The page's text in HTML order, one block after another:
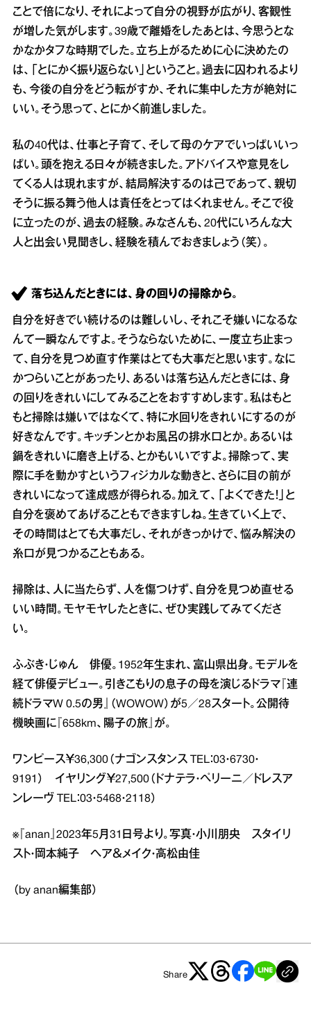
ことで倍になり、それによって自分の視野が広がり、客観性
が増した気がします。39歳で離婚をしたあとは、今思うとな
かなかタフな時期でした。立ち上がるために心に決めたの
は、「とにかく振り返らない」ということ。過去に囚われるより
も、今後の自分をどう転がすか、それに集中した方が絶対に
いい。そう思って、とにかく前進しました。
私の40代は、仕事と子育て、そして母のケアでいっぱいいっ
ぱい。頭を抱える日々が続きました。アドバイスや意見をし
てくる人は現れますが、結局解決するのは己であって、親切
そうに振る舞う他人は責任をとってはくれません。そこで役
に立ったのが、過去の経験。みなさんも、20代にいろんな大
人と出会い見聞きし、経験を積んでおきましょう（笑）。
落ち込んだときには、身の回りの掃除から。
自分を好きでい続けるのは難しいし、それこそ嫌いになるな
んて一瞬なんですよ。そうならないために、一度立ち止まっ
て、自分を見つめ直す作業はとても大事だと思います。なに
かつらいことがあったり、あるいは落ち込んだときには、身
の回りをきれいにしてみることをおすすめします。私はもと
もと掃除は嫌いではなくて、特に水回りをきれいにするのが
好きなんです。キッチンとかお風呂の排水口とか。あるいは
鍋をきれいに磨き上げる、とかもいいですよ。掃除って、実
際に手を動かすというフィジカルな動きと、さらに目の前が
きれいになって達成感が得られる。加えて、「よくできた！」と
自分を褒めてあげることもできますしね。生きていく上で、
その時間はとても大事だし、それがきっかけで、悩み解決の
糸口が見つかることもある。
掃除は、人に当たらず、人を傷つけず、自分を見つめ直せる
いい時間。モヤモヤしたときに、ぜひ実践してみてくださ
い。
ふぶき・じゅん 俳優。1952年生まれ、富山県出身。モデルを
経て俳優デビュー。引きこもりの息子の母を演じるドラマ『連
続ドラマW 0.5の男』（WOWOW）が5／28スタート。公開待
機映画に『658km、陽子の旅』が。
ワンピース￥36,300（ナゴンスタンス TEL：03・6730・
9191） イヤリング￥27,500（ドナテラ・ペリーニ／ドレスア
ンレーヴ TEL：03・5468・2118）
※『anan』2023年5月31日号より。写真・小川朋央 スタイリ
スト・岡本純子 ヘア＆メイク・高松由佳
（by anan編集部）
Share